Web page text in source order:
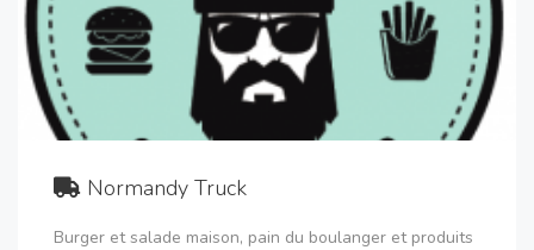
Normandy Truck
Burger et salade maison, pain du boulanger et produits